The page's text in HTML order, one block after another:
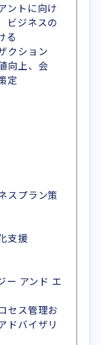
ントに向け
ビジネスの
る
クション
向上、会
定
スプラン策
支援
ー アンド エ
セス管理お
ドバイザリ